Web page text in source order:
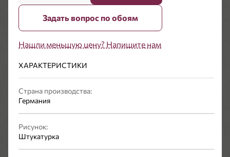
Задать вопрос по обоям
Нашли меньшую цену? Напишите нам
ХАРАКТЕРИСТИКИ
Страна производства:
Германия
Рисунок:
Штукатурка